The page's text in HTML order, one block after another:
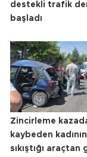
destekli trafik
başladı
Zincirleme
kaybeden
sıkıştığı araçtan